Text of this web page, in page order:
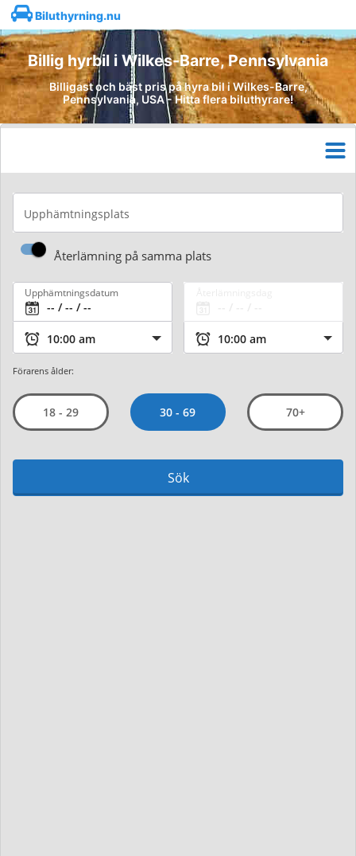
Biluthyrning.nu
Billig hyrbil i Wilkes-Barre, Pennsylvania
Billigast och bäst pris på hyra bil i Wilkes-Barre,
Pennsylvania, USA - Hitta flera biluthyrare!
Upphämtningsplats
Återlämning på samma plats
Upphämtningsdatum
Förarens ålder:
18 - 29 30 - 69 70+
Sök